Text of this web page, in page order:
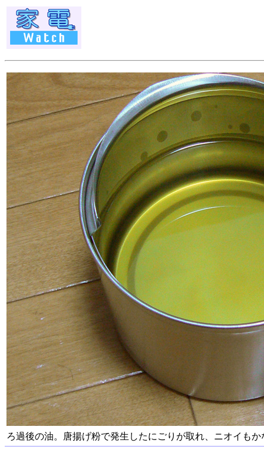
ろ過後の油。唐揚げ粉で発生したにごりが取れ、ニオイも